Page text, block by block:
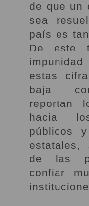
de que un
sea
país es
De este
estas
baja
reportan
hacia
públicos y
estatales,
de las
confiar